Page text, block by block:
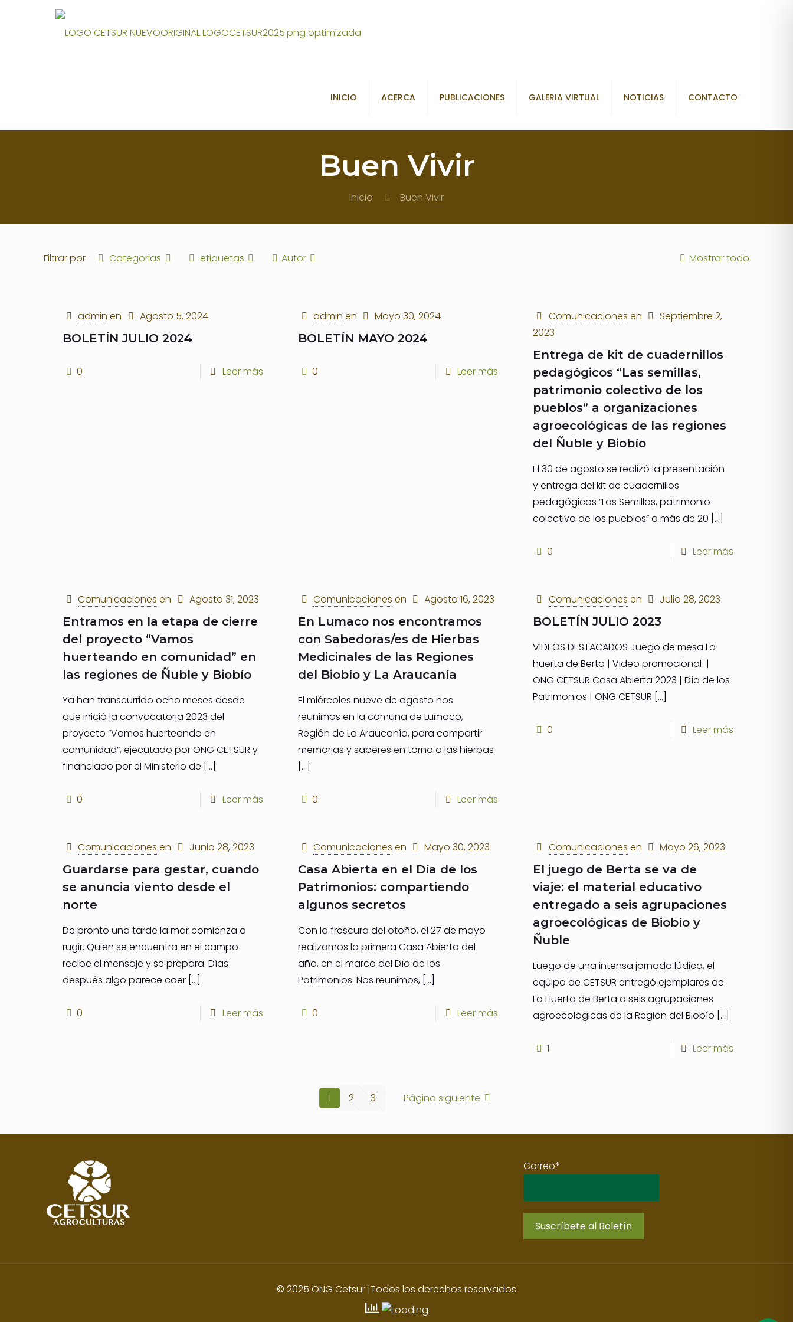
INICIO ACERCA PUBLICACIONES GALERIA VIRTUAL NOTICIAS CONTACTO
Buen Vivir
Inicio Buen Vivir
Filtrar por Categorias etiquetas Autor Mostrar todo
admin en Agosto 5, 2024
BOLETÍN JULIO 2024
0 Leer más
admin en Mayo 30, 2024
BOLETÍN MAYO 2024
0 Leer más
Comunicaciones en
Septiembre 2,
2023
Entrega de kit de cuadernillos
pedagógicos “Las semillas,
patrimonio colectivo de los
pueblos” a organizaciones
agroecológicas de las regiones
del Ñuble y Biobío
El 30 de agosto se realizó la presentación
y entrega del kit de cuadernillos
pedagógicos “Las Semillas, patrimonio
colectivo de los pueblos” a más de 20 […]
0 Leer más
Comunicaciones en Agosto 31, 2023
Entramos en la etapa de cierre
del proyecto “Vamos
huerteando en comunidad” en
las regiones de Ñuble y Biobío
Ya han transcurrido ocho meses desde
que inició la convocatoria 2023 del
proyecto “Vamos huerteando en
comunidad”, ejecutado por ONG CETSUR y
financiado por el Ministerio de […]
0 Leer más
Comunicaciones en Agosto 16, 2023
En Lumaco nos encontramos
con Sabedoras/es de Hierbas
Medicinales de las Regiones
del Biobío y La Araucanía
El miércoles nueve de agosto nos
reunimos en la comuna de Lumaco,
Región de La Araucanía, para compartir
memorias y saberes en torno a las hierbas
[…]
0 Leer más
Comunicaciones en Julio 28, 2023
BOLETÍN JULIO 2023
VIDEOS DESTACADOS Juego de mesa La
huerta de Berta | Video promocional |
ONG CETSUR Casa Abierta 2023 | Día de los
Patrimonios | ONG CETSUR […]
0 Leer más
Comunicaciones en Junio 28, 2023
Guardarse para gestar, cuando
se anuncia viento desde el
norte
De pronto una tarde la mar comienza a
rugir. Quien se encuentra en el campo
recibe el mensaje y se prepara. Días
después algo parece caer[…]
0 Leer más
Comunicaciones en Mayo 30, 2023
Casa Abierta en el Día de los
Patrimonios: compartiendo
algunos secretos
Con la frescura del otoño, el 27 de mayo
realizamos la primera Casa Abierta del
año, en el marco del Día de los
Patrimonios. Nos reunimos,[…]
0 Leer más
Comunicaciones en Mayo 26, 2023
El juego de Berta se va de
viaje: el material educativo
entregado a seis agrupaciones
agroecológicas de Biobío y
Ñuble
Luego de una intensa jornada lúdica, el
equipo de CETSUR entregó ejemplares de
La Huerta de Berta a seis agrupaciones
agroecológicas de la Región del Biobío […]
1 Leer más
1 2 3 Página siguiente
Correo*
© 2025 ONG Cetsur |Todos los derechos reservados